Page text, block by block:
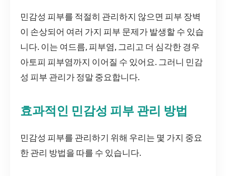
민감성 피부를 적절히 관리하지 않으면 피부 장벽
이 손상되어 여러 가지 피부 문제가 발생할 수 있습
니다. 이는 여드름, 피부염, 그리고 더 심각한 경우
아토피 피부염까지 이어질 수 있어요. 그러니 민감
성 피부 관리가 정말 중요합니다.
효과적인 민감성 피부 관리 방법
민감성 피부를 관리하기 위해 우리는 몇 가지 중요
한 관리 방법을 따를 수 있습니다.